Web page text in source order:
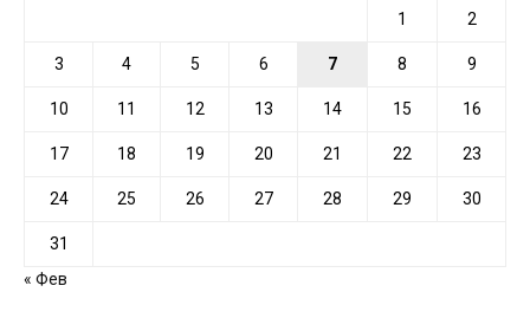
1 2
3 4 5 6 7 8 9
10 11 12 13 14 15 16
17 18 19 20 21 22 23
24 25 26 27 28 29 30
31
« Фев